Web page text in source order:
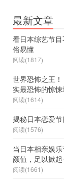
最新文章
看日本综艺节
俗易懂
阅读(1817)
世界恐怖之王
实最恐怖的惊
阅读(1614)
揭秘日本恋爱
阅读(1576)
当日本相亲娱
颜值，足以掀
阅读(1661)